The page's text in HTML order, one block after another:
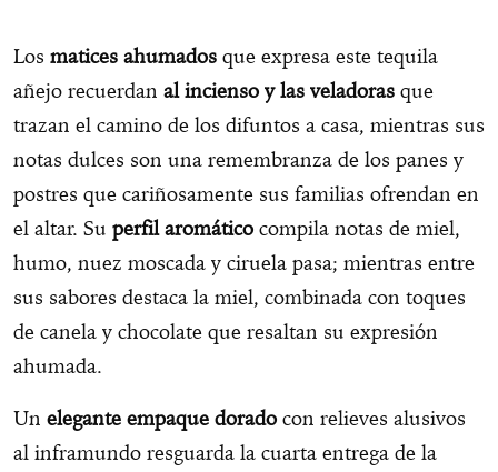
Los matices ahumados que expresa este tequila
añejo recuerdan al incienso y las veladoras que
trazan el camino de los difuntos a casa, mientras sus
notas dulces son una remembranza de los panes y
postres que cariñosamente sus familias ofrendan en
el altar. Su perfil aromático compila notas de miel,
humo, nuez moscada y ciruela pasa; mientras entre
sus sabores destaca la miel, combinada con toques
de canela y chocolate que resaltan su expresión
ahumada.
Un elegante empaque dorado con relieves alusivos
al inframundo resguarda la cuarta entrega de la